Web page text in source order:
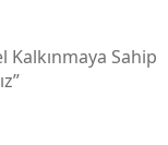
Kalkınmaya Sahip